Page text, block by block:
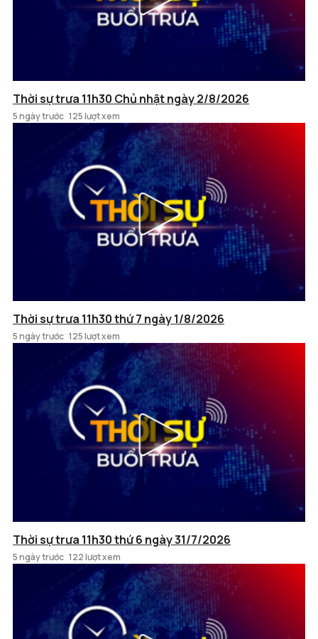
Thời sự trưa 11h30 Chủ nhật ngày 2/8/2026
5 ngày trước 125 lượt xem
Thời sự trưa 11h30 thứ 7 ngày 1/8/2026
5 ngày trước 125 lượt xem
Thời sự trưa 11h30 thứ 6 ngày 31/7/2026
5 ngày trước 122 lượt xem